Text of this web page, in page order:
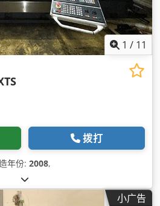
1 / 11
拨打
年份: 2008,
小广告